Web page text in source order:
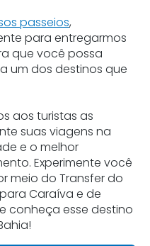
passeios,
para entregarmos
que você possa
um dos destinos que
aos turistas as
suas viagens na
e o melhor
Experimente você
meio do Transfer do
Caraíva e de
conheça esse destino